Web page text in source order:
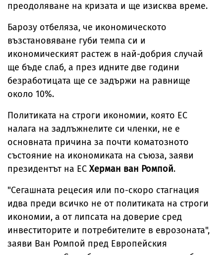
преодоляване на кризата и ще изисква време.
Барозу отбеляза, че икономическото
възстановяване губи темпа си и
икономическият растеж в най-добрия случай
ще бъде слаб, а през идните две години
безработицата ще се задържи на равнище
около 10%.
Политиката на строги икономии, която ЕС
налага на задлъжнелите си членки, не е
основната причина за почти коматозното
състояние на икономиката на съюза, заяви
президентът на ЕС Херман ван Ромпой.
"Сегашната рецесия или по-скоро стагнация
идва преди всичко не от политиката на строги
икономии, а от липсата на доверие сред
инвеститорите и потребителите в еврозоната",
заяви Ван Ромпой пред Европейския